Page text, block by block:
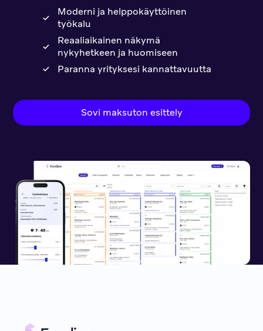
Moderni ja helppokäyttöinen
työkalu
Reaaliaikainen näkymä
nykyhetkeen ja huomiseen
Paranna yrityksesi kannattavuutta
Sovi maksuton esittely